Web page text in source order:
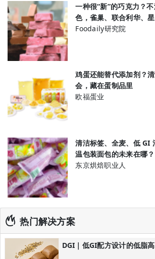
一种很“新”的巧克力？
色，雀巢、联合利华、
现 百乐嘉利宝
Foodaily研究院
鸡蛋还能替代添加剂？
会，藏在蛋制品里
欧福蛋业
清洁标签、全麦、低 GI
温包装面包的未来在哪？
东京烘焙职业人
热门解决方案